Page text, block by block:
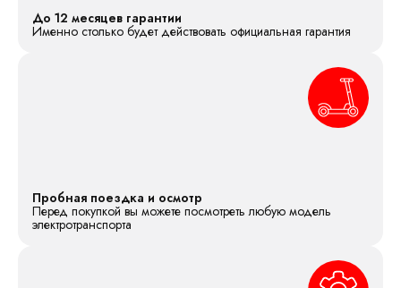
До 12 месяцев гарантии
Именно столько будет действовать официальная гарантия
Пробная поездка и осмотр
Перед покупкой вы можете посмотреть любую модель
электротранспорта